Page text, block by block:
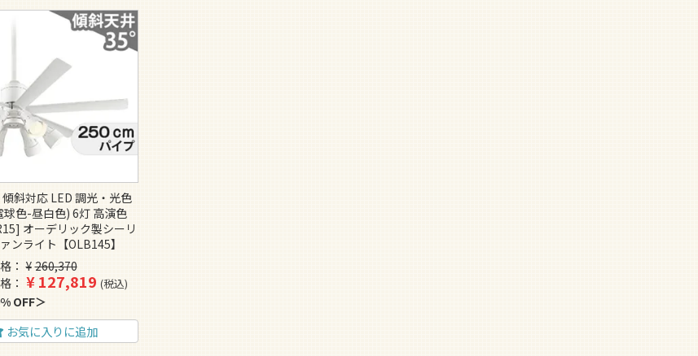
斜対応 LED 調光・光色
球色-昼白色) 6灯 高演色
オーデリック製シーリ
ンライト【OLB145】
¥ 260,370
¥ 127,819 税込
OFF
お気に入りに追加